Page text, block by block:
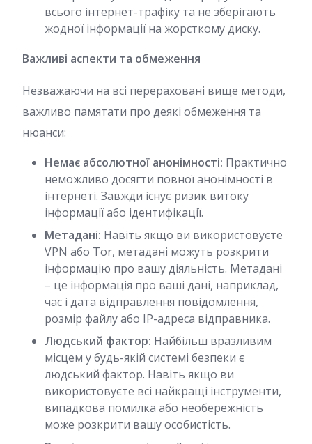
всього інтернет-трафіку та не зберігають
жодної інформації на жорсткому диску.
Важливі аспекти та обмеження
Незважаючи на всі перераховані вище методи,
важливо памятати про деякі обмеження та
нюанси:
Немає абсолютної анонімності: Практично
неможливо досягти повної анонімності в
інтернеті. Завжди існує ризик витоку
інформації або ідентифікації.
Метадані: Навіть якщо ви використовуєте
VPN або Tor, метадані можуть розкрити
інформацію про вашу діяльність. Метадані
– це інформація про ваші дані, наприклад,
час і дата відправлення повідомлення,
розмір файлу або IP-адреса відправника.
Людський фактор: Найбільш вразливим
місцем у будь-якій системі безпеки є
людський фактор. Навіть якщо ви
використовуєте всі найкращі інструменти,
випадкова помилка або необережність
може розкрити вашу особистість.